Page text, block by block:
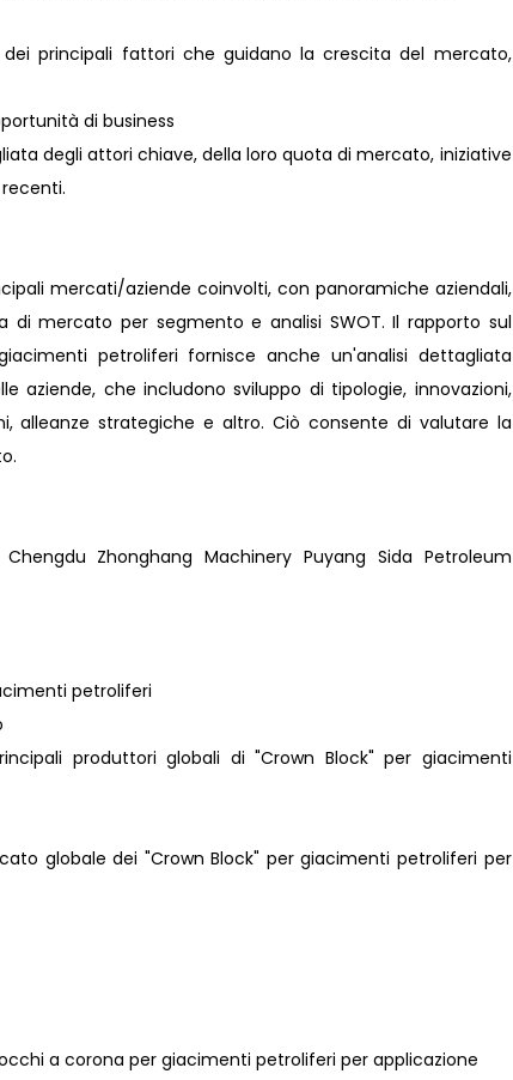
principali fattori che guidano la crescita del mercato,
di business
degli attori chiave, della loro quota di mercato, iniziative
mercati/aziende coinvolti, con panoramiche aziendali,
di mercato per segmento e analisi SWOT. Il rapporto sul
petroliferi fornisce anche un'analisi dettagliata
aziende, che includono sviluppo di tipologie, innovazioni,
alleanze strategiche e altro. Ciò consente di valutare la
Zhonghang Machinery Puyang Sida Petroleum
petroliferi
produttori globali di "Crown Block" per giacimenti
globale dei "Crown Block" per giacimenti petroliferi per
a corona per giacimenti petroliferi per applicazione